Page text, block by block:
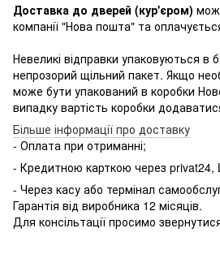
Доставка до дверей (кур'єром)
компанії "Нова пошта" та
Невеликі відправки упаковуються в
непрозорий щільний пакет. Якщо
може бути упакований в коробки
випадку вартість коробки
Більше інформації про доставку
- Оплата при отриманні;
- Кредитною карткою через privat24,
- Через касу або термінал
Гарантія від виробника 12 місяців.
Для консільтації просимо